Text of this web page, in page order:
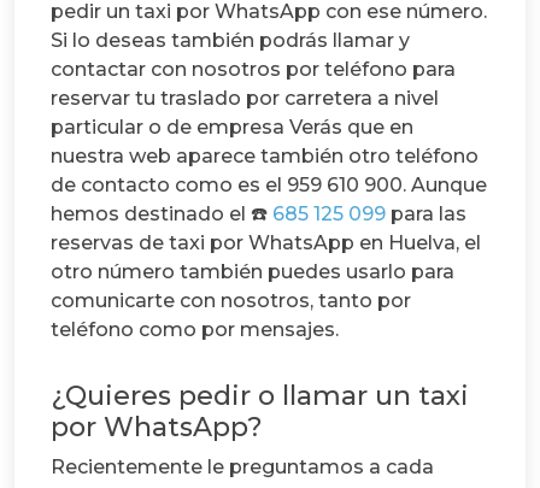
pedir un taxi por WhatsApp con ese número.
Si lo deseas también podrás llamar y
contactar con nosotros por teléfono para
reservar tu traslado por carretera a nivel
particular o de empresa Verás que en
nuestra web aparece también otro teléfono
de contacto como es el 959 610 900. Aunque
hemos destinado el ☎️ 685 125 099 para las
reservas de taxi por WhatsApp en Huelva, el
otro número también puedes usarlo para
comunicarte con nosotros, tanto por
teléfono como por mensajes.
¿Quieres pedir o llamar un taxi
por WhatsApp?
Recientemente le preguntamos a cada